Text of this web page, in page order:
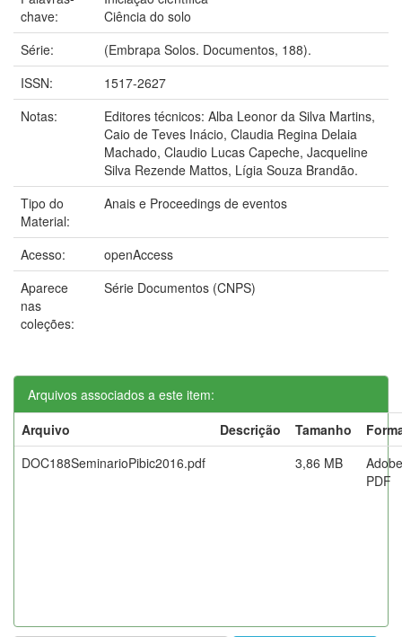
chave:
Ciência do solo
Série:
(Embrapa Solos. Documentos, 188).
ISSN:
1517-2627
Notas:
Editores técnicos: Alba Leonor da Silva Martins,
Caio de Teves Inácio, Claudia Regina Delaia
Machado, Claudio Lucas Capeche, Jacqueline
Silva Rezende Mattos, Lígia Souza Brandão.
Tipo do
Material:
Anais e Proceedings de eventos
Acesso:
openAccess
Aparece
nas
coleções:
Série Documentos (CNPS)
Arquivos associados a este item:
Arquivo
Descrição Tamanho
DOC188SeminarioPibic2016.pdf
3,86 MB
Adobe
PDF